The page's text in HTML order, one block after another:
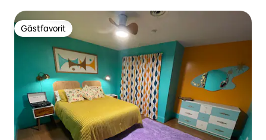
Gästfavorit
Gästfavorit